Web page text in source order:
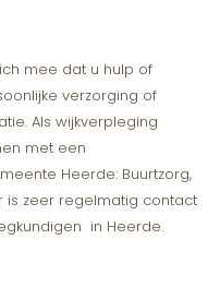
mee dat u hulp of
verzorging of
Als wijkverpleging
met een
Heerde: Buurtzorg,
is zeer regelmatig contact
in Heerde.